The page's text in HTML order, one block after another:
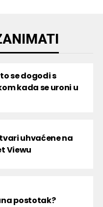
se dogodi s
kada se uroni u
uhvaćene na
Viewu
postotak?